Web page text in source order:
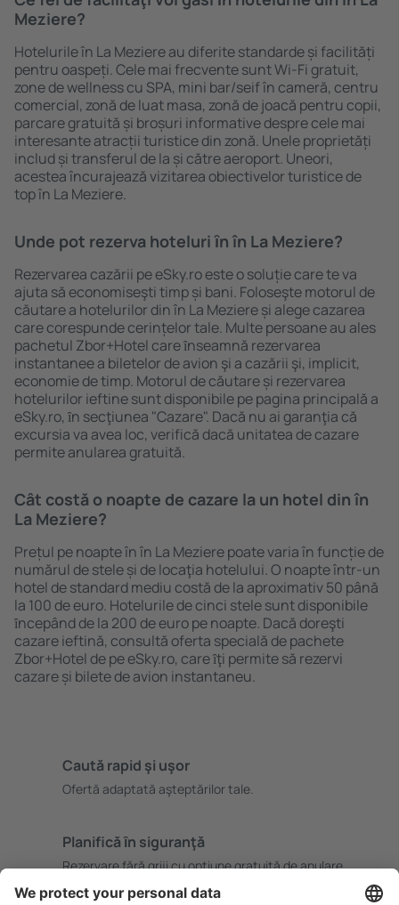
Meziere?
Hotelurile în La Meziere au diferite standarde și facilități
pentru oaspeți. Cele mai frecvente sunt Wi-Fi gratuit,
zone de wellness cu SPA, mini bar/seif în cameră, centru
comercial, zonă de luat masa, zonă de joacă pentru copii,
parcare gratuită și broșuri informative despre cele mai
interesante atracții turistice din zonă. Unele proprietăți
includ și transferul de la și către aeroport. Uneori,
acestea încurajează vizitarea obiectivelor turistice de
top în La Meziere.
Unde pot rezerva hoteluri ȋn în La Meziere?
Rezervarea cazării pe eSky.ro este o soluție care te va
ajuta să economiseşti timp și bani. Foloseşte motorul de
căutare a hotelurilor din în La Meziere și alege cazarea
care corespunde cerințelor tale. Multe persoane au ales
pachetul Zbor+Hotel care ȋnseamnă rezervarea
instantanee a biletelor de avion şi a cazării şi, implicit,
economie de timp. Motorul de căutare și rezervarea
hotelurilor ieftine sunt disponibile pe pagina principală a
eSky.ro, ȋn secţiunea "Cazare". Dacă nu ai garanţia că
excursia va avea loc, verifică dacă unitatea de cazare
permite anularea gratuită.
Cât costă o noapte de cazare la un hotel din în
La Meziere?
Prețul pe noapte în în La Meziere poate varia în funcție de
numărul de stele și de locaţia hotelului. O noapte într-un
hotel de standard mediu costă de la aproximativ 50 până
la 100 de euro. Hotelurile de cinci stele sunt disponibile
ȋncepând de la 200 de euro pe noapte. Dacă doreşti
cazare ieftină, consultă oferta specială de pachete
Zbor+Hotel de pe eSky.ro, care ȋţi permite să rezervi
cazare și bilete de avion instantaneu.
Caută rapid şi uşor
Ofertă adaptată aşteptărilor tale.
Planifică ȋn siguranţă
Rezervare fără griji cu opțiune gratuită de anulare.